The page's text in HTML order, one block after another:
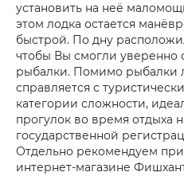
установить на неё
этом лодка остается
быстрой. По дну
чтобы Вы смогли уверенно
рыбалки. Помимо рыбалки
справляется с
категории сложности,
прогулок во время отдыха
государственной
Отдельно рекомендуем
интернет-магазине